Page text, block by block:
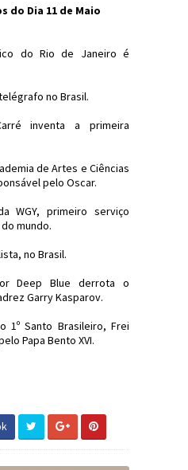
do Dia 11 de Maio
do Rio de Janeiro é
no Brasil.
inventa a primeira
de Artes e Ciências
pelo Oscar.
WGY, primeiro serviço
mundo.
no Brasil.
Deep Blue derrota o
Garry Kasparov.
1º Santo Brasileiro, Frei
Papa Bento XVI.